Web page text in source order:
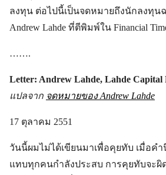
ลงทุน ต่อไปนี้เป็นจดหมายถึงนักลงทุน
Andrew Lahde ที่ตีพิมพ์ใน Financial
…….
Letter: Andrew Lahde, Lahde Capital
แปลจาก จดหมายของ Andrew Lahde
17 ตุลาคม 2551
วันนี้ผมไม่ได้เขียนมาเพื่อคุยทับ เมื่อคำ
แทบทุกคนกำลังประสบ การคุยทับจะผิ